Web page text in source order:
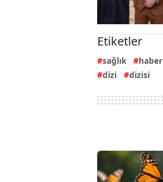
Etiketler
sağlık haber
dizi
dizisi